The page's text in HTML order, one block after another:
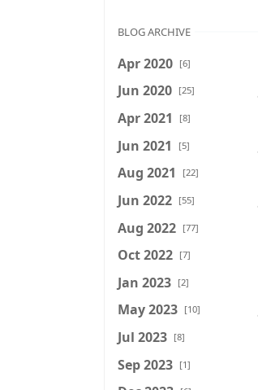
BLOG ARCHIVE
Apr 2020 [6]
Jun 2020 [25]
Apr 2021 [8]
Jun 2021 [5]
Aug 2021 [22]
Jun 2022 [55]
Aug 2022 [77]
Oct 2022 [7]
Jan 2023 [2]
May 2023 [10]
Jul 2023 [8]
Sep 2023 [1]